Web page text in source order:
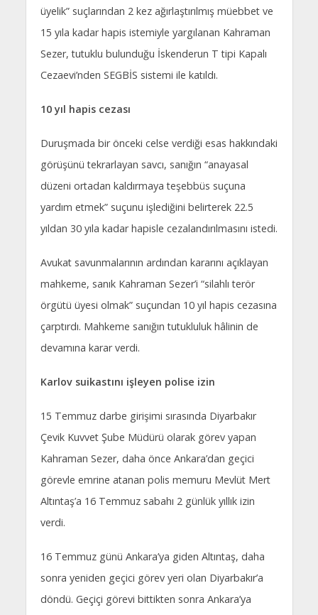
üyelik” suçlarından 2 kez ağırlaştırılmış müebbet ve
15 yıla kadar hapis istemiyle yargılanan Kahraman
Sezer, tutuklu bulunduğu İskenderun T tipi Kapalı
Cezaevi’nden SEGBİS sistemi ile katıldı.
10 yıl hapis cezası
Duruşmada bir önceki celse verdiği esas hakkındaki
görüşünü tekrarlayan savcı, sanığın “anayasal
düzeni ortadan kaldırmaya teşebbüs suçuna
yardım etmek” suçunu işlediğini belirterek 22.5
yıldan 30 yıla kadar hapisle cezalandırılmasını istedi.
Avukat savunmalarının ardından kararını açıklayan
mahkeme, sanık Kahraman Sezer’i “silahlı terör
örgütü üyesi olmak” suçundan 10 yıl hapis cezasına
çarptırdı. Mahkeme sanığın tutukluluk hâlinin de
devamına karar verdi.
Karlov suikastını işleyen polise izin
15 Temmuz darbe girişimi sırasında Diyarbakır
Çevik Kuvvet Şube Müdürü olarak görev yapan
Kahraman Sezer, daha önce Ankara’dan geçici
görevle emrine atanan polis memuru Mevlüt Mert
Altıntaş’a 16 Temmuz sabahı 2 günlük yıllık izin
verdi.
16 Temmuz günü Ankara’ya giden Altıntaş, daha
sonra yeniden geçici görev yeri olan Diyarbakır’a
döndü. Geçiçi görevi bittikten sonra Ankara’ya